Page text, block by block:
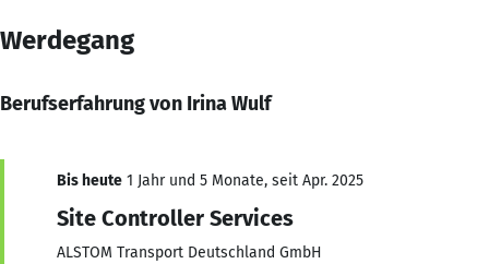
Werdegang
Berufserfahrung von Irina Wulf
Bis heute 1 Jahr und 5 Monate, seit Apr. 2025
Site Controller Services
ALSTOM Transport Deutschland GmbH